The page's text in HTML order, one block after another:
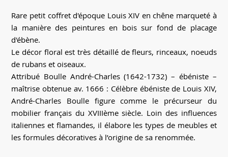
Rare petit coffret d'époque Louis XIV en chêne marqueté à
la manière des peintures en bois sur fond de placage
d'ébène.
Le décor floral est très détaillé de fleurs, rinceaux, noeuds
de rubans et oiseaux.
Attribué Boulle André-Charles (1642-1732) – ébéniste –
maîtrise obtenue av. 1666 : Célèbre ébéniste de Louis XIV,
André-Charles Boulle figure comme le précurseur du
mobilier français du XVIIIème siècle. Loin des influences
italiennes et flamandes, il élabore les types de meubles et
les formules décoratives à l’origine de sa renommée.